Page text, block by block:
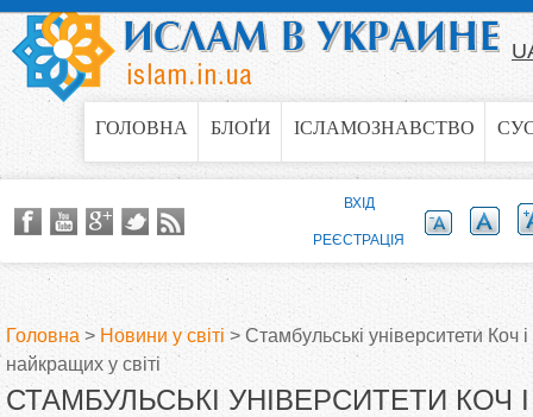
Jump to navigation
ГОЛОВНА БЛОҐИ ІСЛАМОЗНАВСТВО
В
Головна > Новини у світі > Стамбульські університети Коч
найкращих у світі
СТАМБУЛЬСЬКІ УНІВЕРСИТЕТИ КОЧ
ВХІД
РЕЄСТРАЦІЯ